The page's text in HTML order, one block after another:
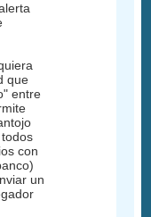
que
entre
con
un